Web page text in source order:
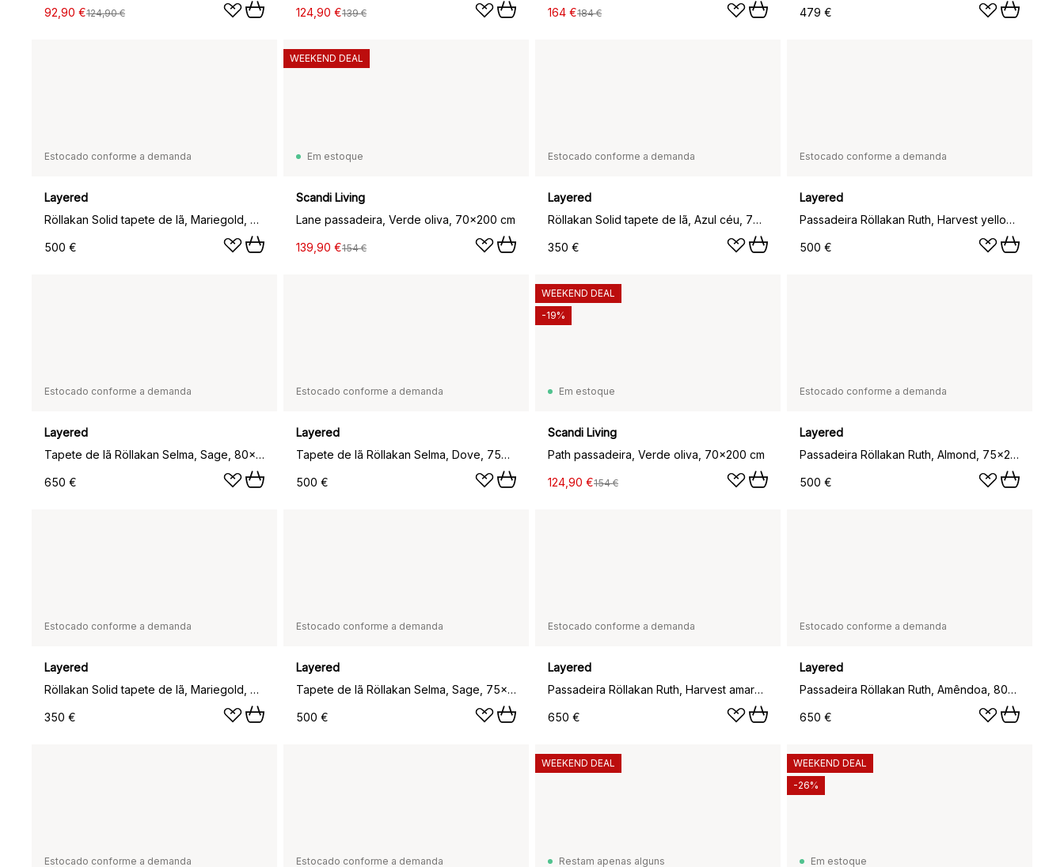
92,90 €124,90 € 124,90 €139 € 164 €184 € 479 €
Estocado conforme a demanda
Layered
Röllakan Solid tapete de lã, Mariegold, 80x300 cm
500 €
Em estoque
Scandi Living
Lane passadeira, Verde oliva, 70x200 cm
139,90 €154 €
WEEKEND DEAL
Estocado conforme a demanda
Layered
Röllakan Solid tapete de lã, Azul céu, 75x240 cm
350 €
Estocado conforme a demanda
Layered
Passadeira Röllakan Ruth, Harvest yellow, 75x240 cm
500 €
Estocado conforme a demanda
Layered
Tapete de lã Röllakan Selma, Sage, 80x300 cm
650 €
Estocado conforme a demanda
Layered
Tapete de lã Röllakan Selma, Dove, 75x240 cm
500 €
Em estoque
Scandi Living
Path passadeira, Verde oliva, 70x200 cm
124,90 €154 €
WEEKEND DEAL
-19%
Estocado conforme a demanda
Layered
Passadeira Röllakan Ruth, Almond, 75x240 cm
500 €
Estocado conforme a demanda
Layered
Röllakan Solid tapete de lã, Mariegold, 75x240 cm
350 €
Estocado conforme a demanda
Layered
Tapete de lã Röllakan Selma, Sage, 75x240 cm
500 €
Estocado conforme a demanda
Layered
Passadeira Röllakan Ruth, Harvest amarelo, 80x300 cm
650 €
Estocado conforme a demanda
Layered
Passadeira Röllakan Ruth, Amêndoa, 80x300 cm
650 €
Estocado conforme a demanda Estocado conforme a demanda Restam apenas alguns
WEEKEND DEAL
Em estoque
WEEKEND DEAL
-26%